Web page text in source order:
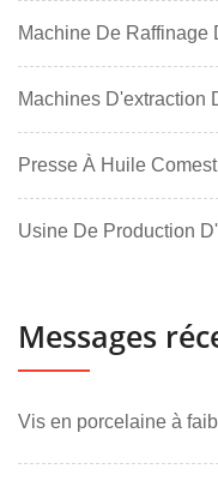
Machine De Raffinage
Machines D'extraction
Presse À Huile
Usine De Production
Messages
Vis en porcelaine à